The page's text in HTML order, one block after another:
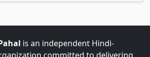
is an independent Hindi-